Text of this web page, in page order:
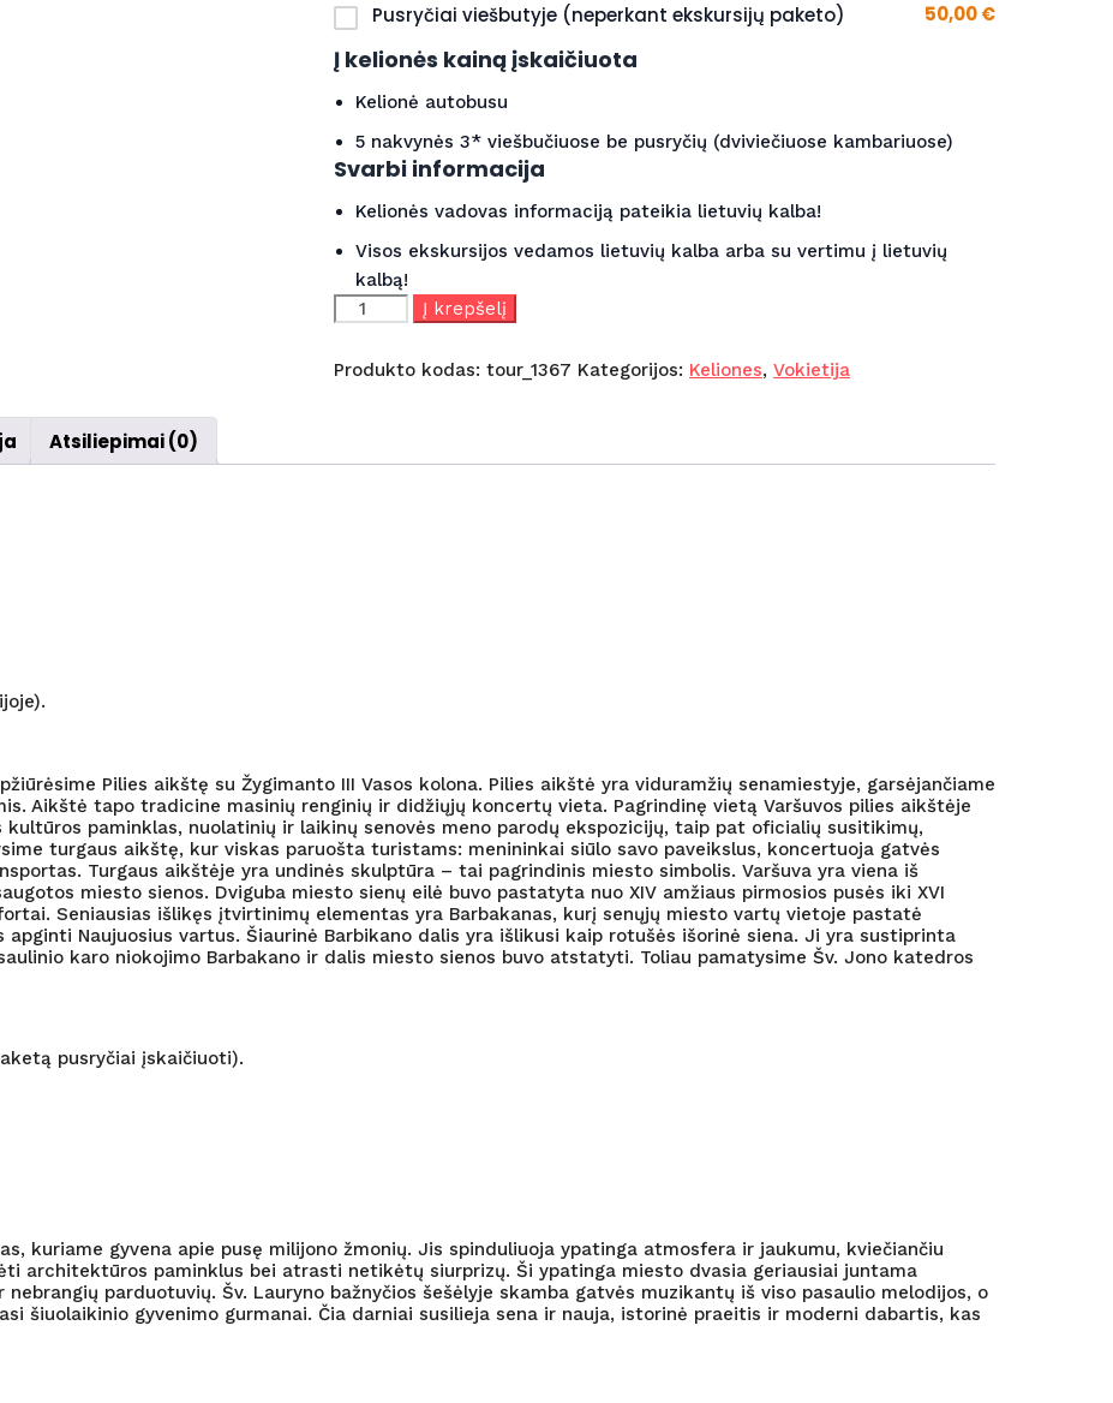
Pusryčiai viešbutyje (neperkant ekskursijų paketo) 50,00 €
Į kelionės kainą įskaičiuota
Kelionė autobusu
5 nakvynės 3* viešbučiuose be pusryčių (dviviečiuose kambariuose)
Svarbi informacija
Kelionės vadovas informaciją pateikia lietuvių kalba!
Visos ekskursijos vedamos lietuvių kalba arba su vertimu į lietuvių
kalbą!
produkto
PASAKIŠKOJI
Bavarijos
Į krepšelį
Produkto kodas: tour_1367 Kategorijos: Keliones, Vokietija
Atsiliepimai (0)
Pilies aikštę su Žygimanto III Vasos kolona. Pilies aikštė yra viduramžių senamiestyje, garsėjančiame
Aikštė tapo tradicine masinių renginių ir didžiųjų koncertų vieta. Pagrindinę vietą Varšuvos pilies aikštėje
kultūros paminklas, nuolatinių ir laikinų senovės meno parodų ekspozicijų, taip pat oficialių susitikimų,
turgaus aikštę, kur viskas paruošta turistams: menininkai siūlo savo paveikslus, koncertuoja gatvės
Turgaus aikštėje yra undinės skulptūra – tai pagrindinis miesto simbolis. Varšuva yra viena iš
miesto sienos. Dviguba miesto sienų eilė buvo pastatyta nuo XIV amžiaus pirmosios pusės iki XVI
Seniausias išlikęs įtvirtinimų elementas yra Barbakanas, kurį senųjų miesto vartų vietoje pastatė
Naujuosius vartus. Šiaurinė Barbikano dalis yra išlikusi kaip rotušės išorinė siena. Ji yra sustiprinta
karo niokojimo Barbakano ir dalis miesto sienos buvo atstatyti. Toliau pamatysime Šv. Jono katedros
pusryčiai įskaičiuoti).
kuriame gyvena apie pusę milijono žmonių. Jis spinduliuoja ypatinga atmosfera ir jaukumu, kviečiančiu
architektūros paminklus bei atrasti netikėtų siurprizų. Ši ypatinga miesto dvasia geriausiai juntama
parduotuvių. Šv. Lauryno bažnyčios šešėlyje skamba gatvės muzikantų iš viso pasaulio melodijos, o
šiuolaikinio gyvenimo gurmanai. Čia darniai susilieja sena ir nauja, istorinė praeitis ir moderni dabartis, kas